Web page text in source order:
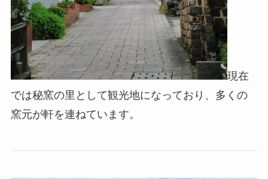
現在
では秘窯の里として観光地になっており、多くの
窯元が軒を連ねています。